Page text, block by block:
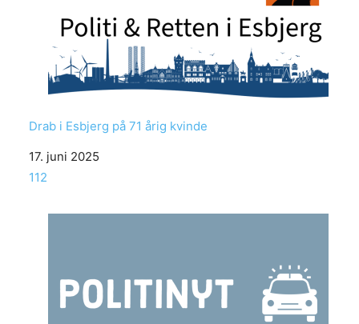
Drab i Esbjerg på 71 årig kvinde
Date
17. juni 2025
In relation to
112